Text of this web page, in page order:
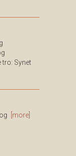
tro: Synet
[more]